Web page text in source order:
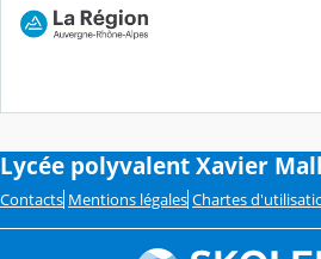
Lycée polyvalent Xavier
Contacts Mentions légales Chartes